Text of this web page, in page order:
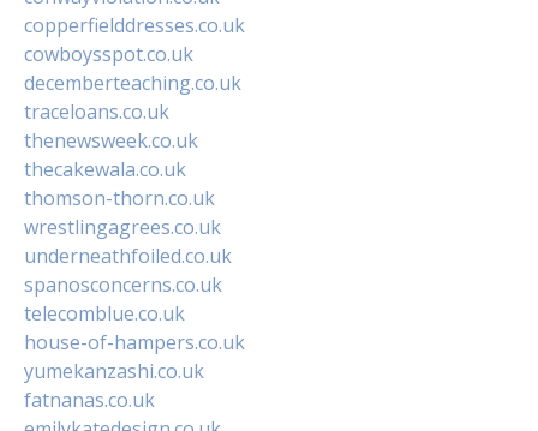
copperfielddresses.co.uk
cowboysspot.co.uk
decemberteaching.co.uk
traceloans.co.uk
thenewsweek.co.uk
thecakewala.co.uk
thomson-thorn.co.uk
wrestlingagrees.co.uk
underneathfoiled.co.uk
spanosconcerns.co.uk
telecomblue.co.uk
house-of-hampers.co.uk
yumekanzashi.co.uk
fatnanas.co.uk